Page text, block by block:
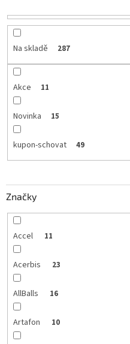
Na skladě 287
Akce 11
Novinka 15
kupon-schovat 49
Značky
Accel 11
Acerbis 23
AllBalls 16
Artafon 10